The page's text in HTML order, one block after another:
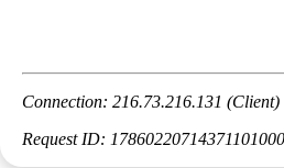
Connection: 216.73.216.131
Request ID: